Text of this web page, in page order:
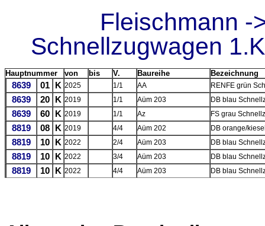
Fleischmann -
Schnellzugwagen
Hauptnummer von bis V. Baureihe Bezeichnung
8639 01 K 2025 1/1 AA RENFE grün
8639 20 K 2019 1/1 Aüm 203 DB blau
8639 60 K 2019 1/1 Az FS grau
8819 08 K 2019 4/4 Aüm 202 DB orange/
8819 10 K 2022 2/4 Aüm 203 DB blau
8819 10 K 2022 3/4 Aüm 203 DB blau
8819 10 K 2022 4/4 Aüm 203 DB blau